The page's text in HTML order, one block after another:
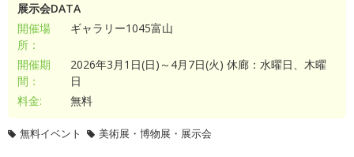
展示会DATA
開催場
所：
ギャラリー1045富山
開催期
間：
2026年3月1日(日)～4月7日(火) 休廊：水曜日、木曜
日
料金:
無料
無料イベント 美術展・博物展・展示会